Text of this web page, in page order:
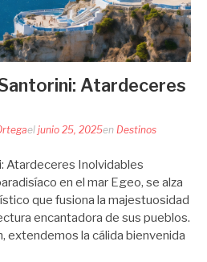
Atardeceres
el junio 25, 2025en Destinos
Atardeceres Inolvidables
en el mar Egeo, se alza
que fusiona la majestuosidad
encantadora de sus pueblos.
extendemos la cálida bienvenida